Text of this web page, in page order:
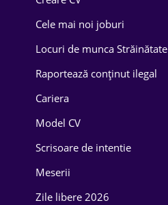
Drept
Educație / Training
Energetică
Farma
Cele mai noi joburi
Locuri de munca Străinătate
Raportează conținut ilegal
Cariera
Model CV
Scrisoare de intentie
Meserii
Zile libere 2026